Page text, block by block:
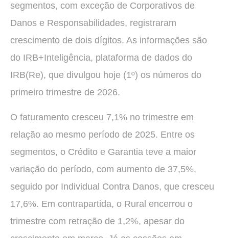
segmentos, com exceção de Corporativos de
Danos e Responsabilidades, registraram
crescimento de dois dígitos. As informações são
do IRB+Inteligência, plataforma de dados do
IRB(Re), que divulgou hoje (1º) os números do
primeiro trimestre de 2026.
O faturamento cresceu 7,1% no trimestre em
relação ao mesmo período de 2025. Entre os
segmentos, o Crédito e Garantia teve a maior
variação do período, com aumento de 37,5%,
seguido por Individual Contra Danos, que cresceu
17,6%. Em contrapartida, o Rural encerrou o
trimestre com retração de 1,2%, apesar do